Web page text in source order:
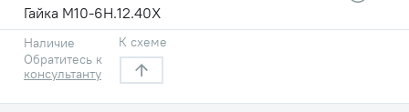
Гайка M10-6H.12.40X
Наличие
Обратитесь к
консультанту
К схеме